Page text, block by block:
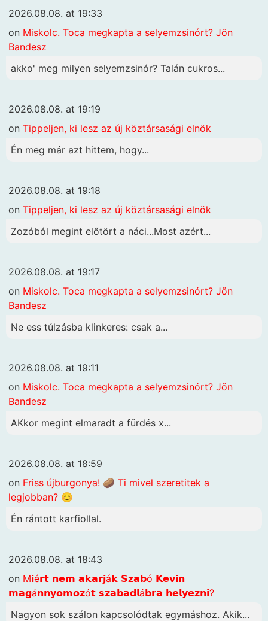
2026.08.08. at 19:33
on Miskolc. Toca megkapta a selyemzsinórt? Jön
Bandesz
akko' meg milyen selyemzsinór? Talán cukros...
2026.08.08. at 19:19
on Tippeljen, ki lesz az új köztársasági elnök
Én meg már azt hittem, hogy...
2026.08.08. at 19:18
on Tippeljen, ki lesz az új köztársasági elnök
Zozóból megint előtört a náci...Most azért...
2026.08.08. at 19:17
on Miskolc. Toca megkapta a selyemzsinórt? Jön
Bandesz
Ne ess túlzásba klinkeres: csak a...
2026.08.08. at 19:11
on Miskolc. Toca megkapta a selyemzsinórt? Jön
Bandesz
AKkor megint elmaradt a fürdés x...
2026.08.08. at 18:59
on Friss újburgonya! 🥔 Ti mivel szeretitek a
legjobban? 😊
Én rántott karfiollal.
2026.08.08. at 18:43
on M𝗶é𝗿𝘁 𝗻𝗲𝗺 𝗮𝗸𝗮𝗿𝗷á𝗸 𝗦𝘇𝗮𝗯ó 𝗞𝗲𝘃𝗶𝗻
𝗺𝗮𝗴á𝗻𝗻𝘆𝗼𝗺𝗼𝘇ó𝘁 𝘀𝘇𝗮𝗯𝗮𝗱𝗹á𝗯𝗿𝗮 𝗵𝗲𝗹𝘆𝗲𝘇𝗻𝗶?
Nagyon sok szálon kapcsolódtak egymáshoz. Akik...